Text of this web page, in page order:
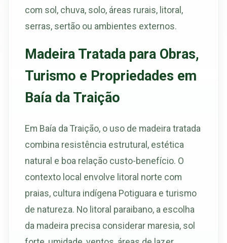
com sol, chuva, solo, áreas rurais, litoral,
serras, sertão ou ambientes externos.
Madeira Tratada para Obras,
Turismo e Propriedades em
Baía da Traição
Em Baía da Traição, o uso de madeira tratada
combina resistência estrutural, estética
natural e boa relação custo-benefício. O
contexto local envolve litoral norte com
praias, cultura indígena Potiguara e turismo
de natureza. No litoral paraibano, a escolha
da madeira precisa considerar maresia, sol